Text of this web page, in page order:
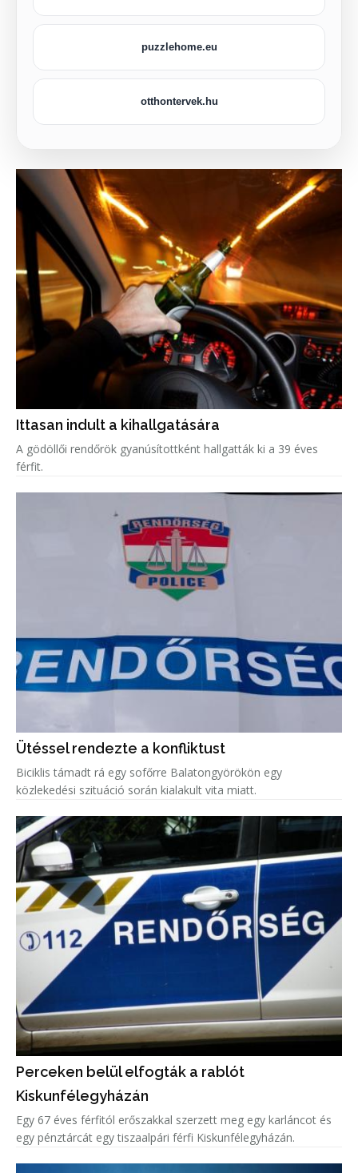
puzzlehome.eu
otthontervek.hu
Ittasan indult a kihallgatására
A gödöllői rendőrök gyanúsítottként hallgatták ki a 39 éves
férfit.
Ütéssel rendezte a konfliktust
Biciklis támadt rá egy sofőrre Balatongyörökön egy
közlekedési szituáció során kialakult vita miatt.
Perceken belül elfogták a rablót
Kiskunfélegyházán
Egy 67 éves férfitól erőszakkal szerzett meg egy karláncot és
egy pénztárcát egy tiszaalpári férfi Kiskunfélegyházán.